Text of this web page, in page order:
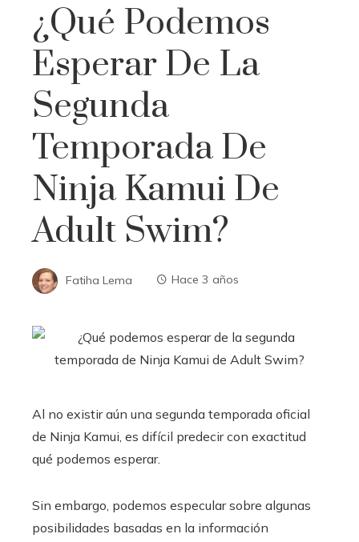
¿Qué Podemos
Esperar De La
Segunda
Temporada De
Ninja Kamui De
Adult Swim?
Fatiha Lema Hace 3 años
Al no existir aún una segunda temporada oficial
de Ninja Kamui, es difícil predecir con exactitud
qué podemos esperar.
Sin embargo, podemos especular sobre algunas
posibilidades basadas en la información